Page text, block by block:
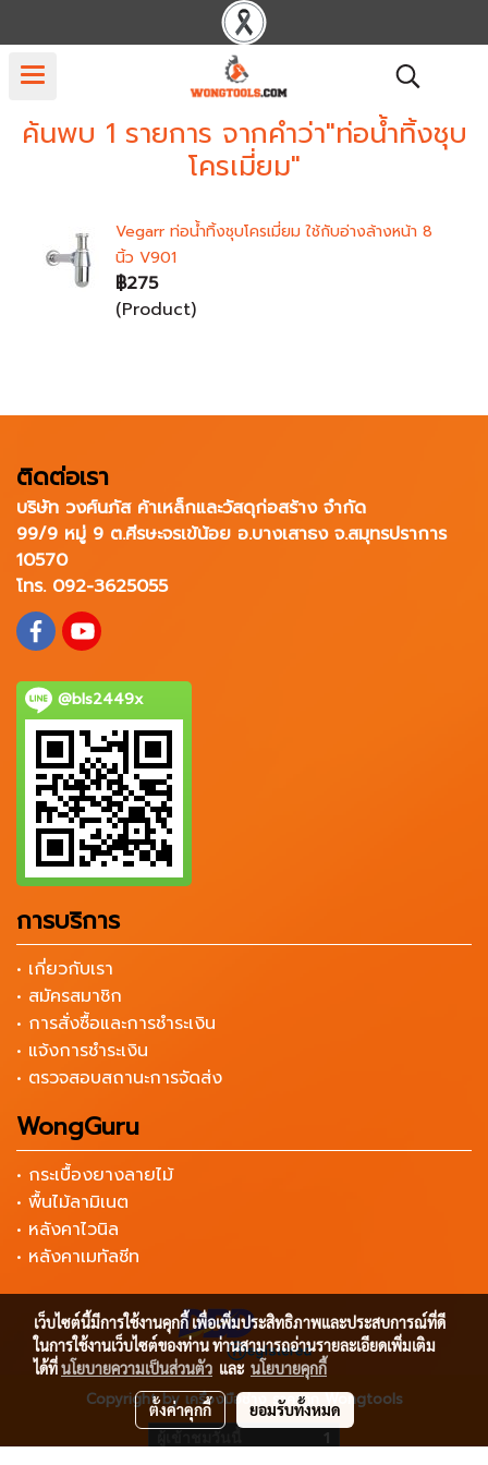
ค้นพบ 1 รายการ จากคำว่า"ท่อน้ำทิ้งชุบ
โครเมี่ยม"
Vegarr ท่อน้ำทิ้งชุบโครเมี่ยม ใช้กับอ่างล้างหน้า 8
นิ้ว V901
฿275
(Product)
ติดต่อเรา
บริษัท วงศ์นภัส ค้าเหล็กและวัสดุก่อสร้าง จำกัด
99/9 หมู่ 9 ต.ศีรษะจรเข้น้อย อ.บางเสาธง จ.สมุทรปราการ
10570
โทร. 092-3625055
@bls2449x
การบริการ
• เกี่ยวกับเรา
• สมัครสมาชิก
• การสั่งซื้อและการชำระเงิน
• แจ้งการชำระเงิน
• ตรวจสอบสถานะการจัดส่ง
WongGuru
• กระเบื้องยางลายไม้
• พื้นไม้ลามิเนต
• หลังคาไวนิล
• หลังคาเมทัลชีท
Copyright by เครื่องมือช่าง ราคาถูก Wongtools
1
เว็บไซต์นี้มีการใช้งานคุกกี้ เพื่อเพิ่มประสิทธิภาพและประสบการณ์ที่ดี
ในการใช้งานเว็บไซต์ของท่าน ท่านสามารถอ่านรายละเอียดเพิ่มเติม
ได้ที่นโยบายความเป็นส่วนตัว และ นโยบายคุกกี้
ตั้งค่าคุกกี้ ยอมรับทั้งหมด